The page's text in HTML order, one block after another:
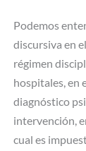
Podemos
discursiva en
régimen
hospitales, en
diagnóstico
intervención,
cual es